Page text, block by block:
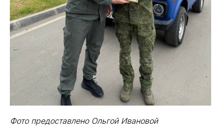
Фото предоставлено Ольгой Ивановой